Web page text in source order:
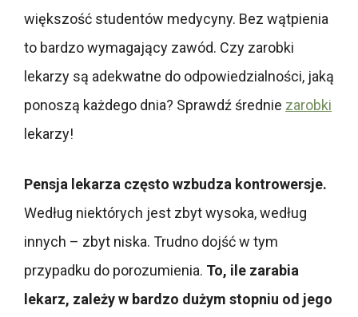
większość studentów medycyny. Bez wątpienia
to bardzo wymagający zawód. Czy zarobki
lekarzy są adekwatne do odpowiedzialności, jaką
ponoszą każdego dnia? Sprawdź średnie zarobki
lekarzy!
Pensja lekarza często wzbudza kontrowersje.
Według niektórych jest zbyt wysoka, według
innych – zbyt niska. Trudno dojść w tym
przypadku do porozumienia. To, ile zarabia
lekarz, zależy w bardzo dużym stopniu od jego